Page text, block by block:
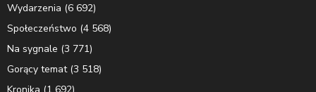
Wydarzenia (6 692)
Społeczeństwo (4 568)
Na sygnale (3 771)
Gorący temat(3 518)